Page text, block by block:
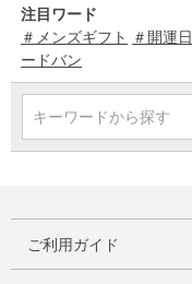
注目ワード
＃メンズギフト ＃開運日
ードバン
キーワードから探す
ご利用ガイド